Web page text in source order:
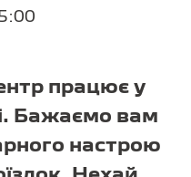
працює у
Бажаємо вам
настрою